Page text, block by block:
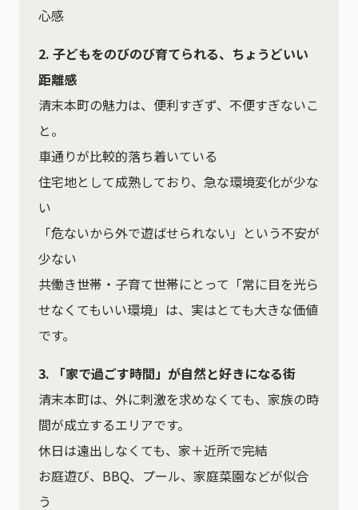
心感
2. 子どもをのびのび育てられる、ちょうどいい
距離感
清末本町の魅力は、便利すぎず、不便すぎないこ
と。
車通りが比較的落ち着いている
住宅地として成熟しており、急な環境変化が少な
い
「危ないから外で遊ばせられない」という不安が
少ない
共働き世帯・子育て世帯にとって「常に目を光ら
せなくてもいい環境」は、実はとても大きな価値
です。
3. 「家で過ごす時間」が自然と好きになる街
清末本町は、外に刺激を求めなくても、家族の時
間が成立するエリアです。
休日は遠出しなくても、家＋近所で完結
お庭遊び、BBQ、プール、家庭菜園などが似合
う